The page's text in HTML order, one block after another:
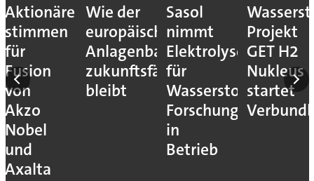
Aktionäre
stimmen
für
Fusion
von
Akzo
Nobel
und
Axalta
Wie der
europäische
Anlagenbau
zukunftsfähig
bleibt
Sasol
nimmt
Elektrolyseur
für
Wasserstoff-
Forschung
in
Betrieb
Projekt
GET H2
Nukleus
startet